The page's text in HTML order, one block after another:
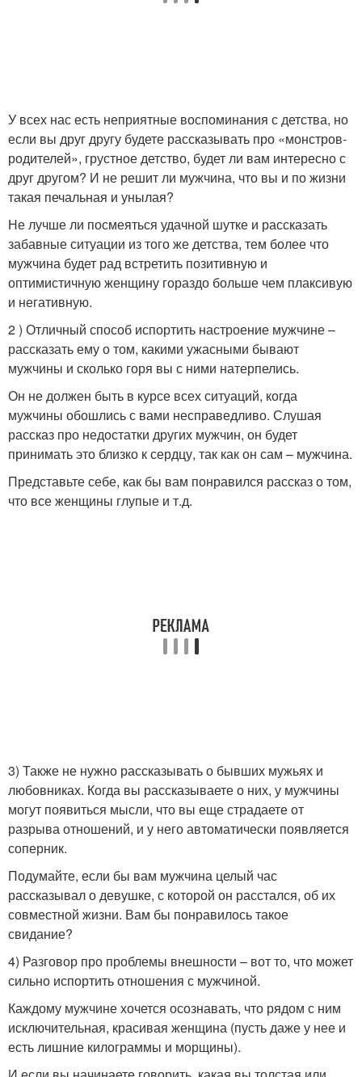
У всех нас есть неприятные воспоминания с детства, но
если вы друг другу будете рассказывать про «монстров-
родителей», грустное детство, будет ли вам интересно с
друг другом? И не решит ли мужчина, что вы и по жизни
такая печальная и унылая?
Не лучше ли посмеяться удачной шутке и рассказать
забавные ситуации из того же детства, тем более что
мужчина будет рад встретить позитивную и
оптимистичную женщину гораздо больше чем плаксивую
и негативную.
2 ) Отличный способ испортить настроение мужчине –
рассказать ему о том, какими ужасными бывают
мужчины и сколько горя вы с ними натерпелись.
Он не должен быть в курсе всех ситуаций, когда
мужчины обошлись с вами несправедливо. Слушая
рассказ про недостатки других мужчин, он будет
принимать это близко к сердцу, так как он сам – мужчина.
Представьте себе, как бы вам понравился рассказ о том,
что все женщины глупые и т.д.
3) Также не нужно рассказывать о бывших мужьях и
любовниках. Когда вы рассказываете о них, у мужчины
могут появиться мысли, что вы еще страдаете от
разрыва отношений, и у него автоматически появляется
соперник.
Подумайте, если бы вам мужчина целый час
рассказывал о девушке, с которой он расстался, об их
совместной жизни. Вам бы понравилось такое
свидание?
4) Разговор про проблемы внешности – вот то, что может
сильно испортить отношения с мужчиной.
Каждому мужчине хочется осознавать, что рядом с ним
исключительная, красивая женщина (пусть даже у нее и
есть лишние килограммы и морщины).